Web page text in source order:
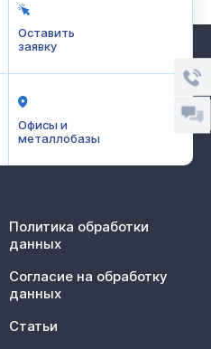
Оставить
заявку
Офисы и
металлобазы
Политика обработки
данных
Согласие на обработку
данных
Статьи